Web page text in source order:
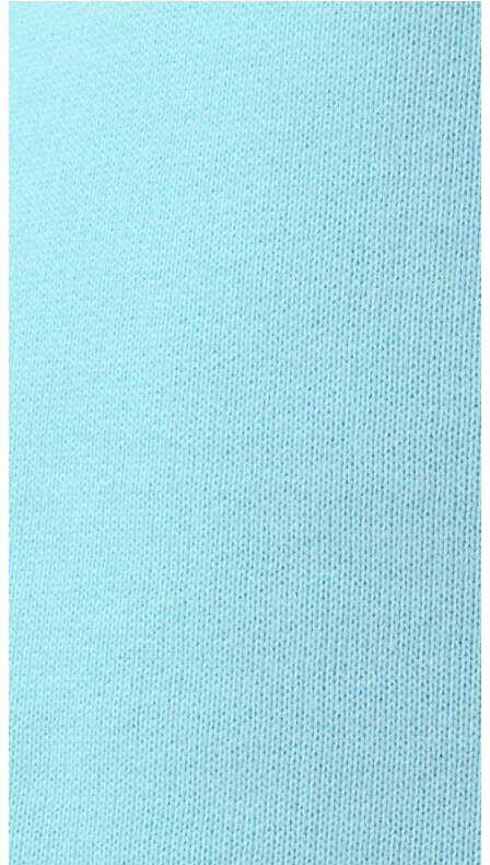
Kazak
Yelek
Eşofman Altı
Bikini/Mayo
Tulum
Dış Giyim
Dış Giyim
Yağmurluk
Trenchcoat
Mont
Ceket
Erkek
Erkek
Öne Çıkanlar
Öne Çıkanlar
Yaz Ürünleri
İndirimdekiler
Online Özel Koleksiyon
Giyim
Giyim
Jean Pantolon
Pantolon
Gömlek
Sweatshirt
T-shirt
Polo
Şort
Deniz Şortu
Atlet
Hırka
Eşofman Altı
Yağmurluk
Dış Giyim
Dış Giyim
Mont
Ceket
Kaban
Trenchcoat
Jean
Jean
Öne Çıkanlar
Öne Çıkanlar
Yeni Sezon